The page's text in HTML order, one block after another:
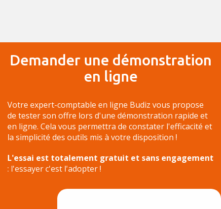
Demander une démonstration
en ligne
Votre expert-comptable en ligne Budiz vous propose
de tester son offre lors d'une démonstration rapide et
en ligne. Cela vous permettra de constater l'efficacité et
la simplicité des outils mis à votre disposition !
L'essai est totalement gratuit et sans engagement
: l'essayer c'est l'adopter !